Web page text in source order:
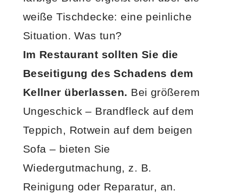
weiße Tischdecke: eine peinliche
Situation. Was tun?
Im Restaurant sollten Sie die
Beseitigung des Schadens dem
Kellner überlassen. Bei größerem
Ungeschick – Brandfleck auf dem
Teppich, Rotwein auf dem beigen
Sofa – bieten Sie
Wiedergutmachung, z. B.
Reinigung oder Reparatur, an.